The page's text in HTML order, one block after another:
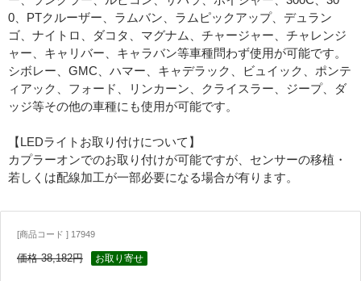
0、PTクルーザー、ラムバン、ラムピックアップ、デュラン
ゴ、ナイトロ、ダコタ、マグナム、チャージャー、チャレンジ
ャー、キャリバー、キャラバン等車種問わず使用が可能です。
シボレー、GMC、ハマー、キャデラック、ビュイック、ポンテ
ィアック、フォード、リンカーン、クライスラー、ジープ、ダ
ッジ等その他の車種にも使用が可能です。
【LEDライトお取り付けについて】
カプラーオンでのお取り付けが可能ですが、センサーの移植・
若しくは配線加工が一部必要になる場合が有ります。
[商品コード ] 17949
価格 38,182円 お取り寄せ